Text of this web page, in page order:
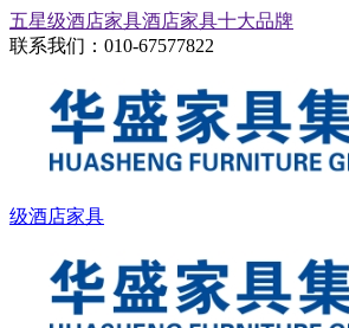
五星级酒店家具酒店家具十大品牌
联系我们： 010-67577822
级酒店家具